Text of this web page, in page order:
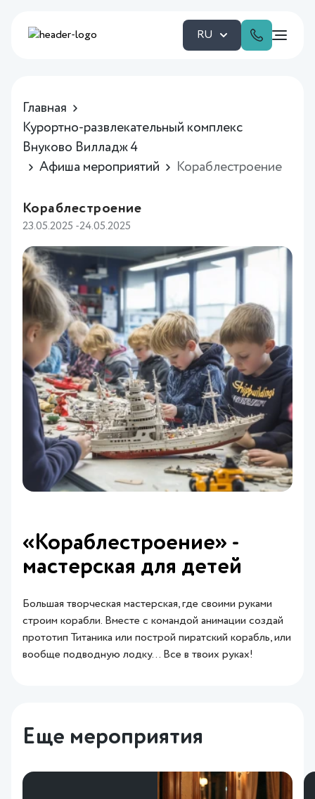
RU
Главная
Курортно-развлекательный комплекс
Внуково Вилладж 4
Афиша мероприятий
Кораблестроение
Кораблестроение
23.05.2025 -24.05.2025
«Кораблестроение» -
мастерская для детей
Большая творческая мастерская, где своими руками
строим корабли. Вместе с командой анимации создай
прототип Титаника или построй пиратский корабль, или
вообще подводную лодку… Все в твоих руках!
Еще мероприятия